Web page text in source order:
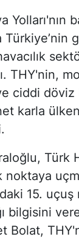
Yolları'nın
Türkiye’nin
THY'nin,
ciddi döviz
karla
Türk
noktaya
15. uçuş
bilgisini
Bolat,